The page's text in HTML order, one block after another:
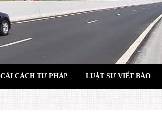
CẢI CÁCH TƯ PHÁP LUẬT SƯ VIẾT BÁO